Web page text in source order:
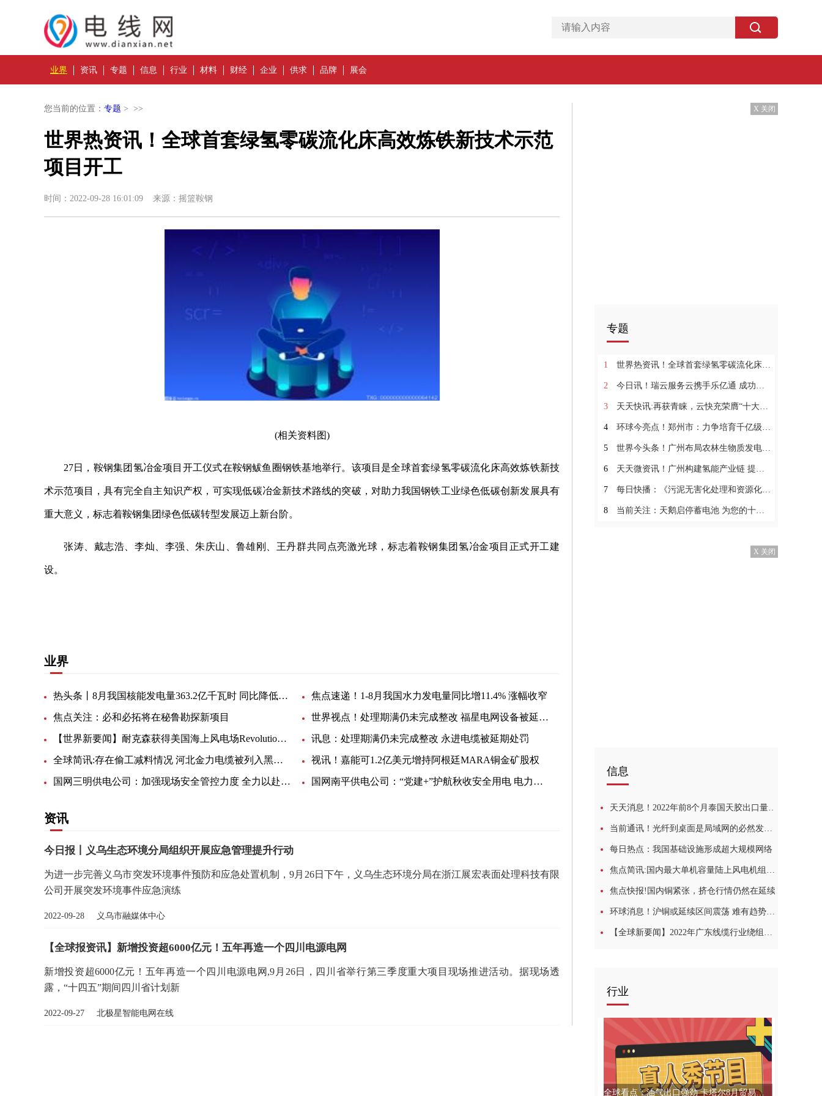
业界 资讯 专题 信息 行业 材料 财经 企业 供求 品牌 展会
您当前的位置： 专题 > >>
世界热资讯！全球首套绿氢零碳流化床高效炼铁新技术示范
项目开工
时间：2022-09-28 16:01:09 来源：摇篮鞍钢
(相关资料图)
27日，鞍钢集团氢冶金项目开工仪式在鞍钢鲅鱼圈钢铁基地举行。该项目是全球首套绿氢零碳流化床高效炼铁新技
术示范项目，具有完全自主知识产权，可实现低碳冶金新技术路线的突破，对助力我国钢铁工业绿色低碳创新发展具有
重大意义，标志着鞍钢集团绿色低碳转型发展迈上新台阶。
张涛、戴志浩、李灿、李强、朱庆山、鲁雄刚、王丹群共同点亮激光球，标志着鞍钢集团氢冶金项目正式开工建
设。
业界
热头条丨8月我国核能发电量363.2亿千瓦时 同比降低0.6% 焦点速递！1-8月我国水力发电量同比增11.4% 涨幅收窄
焦点关注：必和必拓将在秘鲁勘探新项目 世界视点！处理期满仍未完成整改 福星电网设备被延期处罚
【世界新要闻】耐克森获得美国海上风电场Revolution电缆订单 讯息：处理期满仍未完成整改 永进电缆被延期处罚
全球简讯:存在偷工减料情况 河北金力电缆被列入黑名单3年 视讯！嘉能可1.2亿美元增持阿根廷MARA铜金矿股权
国网三明供电公司：加强现场安全管控力度 全力以赴确保安全生产 国网南平供电公司：“党建+”护航秋收安全用电 电力保障足柿农喜丰收
资讯
今日报丨义乌生态环境分局组织开展应急管理提升行动
为进一步完善义乌市突发环境事件预防和应急处置机制，9月26日下午，义乌生态环境分局在浙江展宏表面处理科技有限
公司开展突发环境事件应急演练
2022-09-28 义乌市融媒体中心
【全球报资讯】新增投资超6000亿元！五年再造一个四川电源电网
新增投资超6000亿元！五年再造一个四川电源电网,9月26日，四川省举行第三季度重大项目现场推进活动。据现场透
露，“十四五”期间四川省计划新
2022-09-27 北极星智能电网在线
X 关闭
专题
1 世界热资讯！全球首套绿氢零碳流化床高效炼铁新技术示范项目开工
2 今日讯！瑞云服务云携手乐亿通 成功举办项目启动会
3 天天快讯:再获青睐，云快充荣膺“十大最具投资价值品牌奖”
4 环球今亮点！郑州市：力争培育千亿级产业集群 建成国内领先的燃料电池汽车产业基地
5 世界今头条！广州布局农林生物质发电 适当开展污泥掺烧耦合
6 天天微资讯！广州构建氢能产业链 提升生产和消费能力
7 每日快播：《污泥无害化处理和资源化利用实施方案》印发
8 当前关注：天鹅启停蓄电池 为您的十一出行助一臂之力！
X 关闭
信息
天天消息！2022年前8个月泰国天胶出口量同比增5.6%
当前通讯！光纤到桌面是局域网的必然发展趋势（一）
每日热点：我国基础设施形成超大规模网络
焦点简讯:国内最大单机容量陆上风电机组一次并网成功
焦点快报!国内铜紧张，挤仓行情仍然在延续
环球消息！沪铜或延续区间震荡 难有趋势性行情
【全球新要闻】2022年广东线缆行业绕组线专题座谈会在佛山顺利举行
行业
全球看点：油气出口强劲 卡塔尔8月贸易顺差同比增长89%